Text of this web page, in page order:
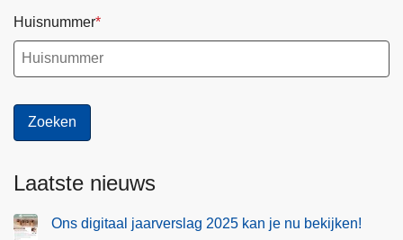
Huisnummer
Laatste nieuws
Ons digitaal jaarverslag 2025 kan je nu bekijken!